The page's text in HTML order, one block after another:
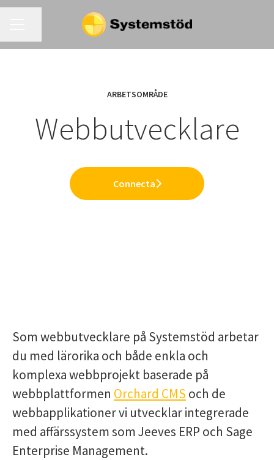
ARBETSOMRÅDE
Webbutvecklare
Connecta
Som webbutvecklare på Systemstöd arbetar
du med lärorika och både enkla och
komplexa webbprojekt baserade på
webbplattformen Orchard CMS och de
webbapplikationer vi utvecklar integrerade
med affärssystem som Jeeves ERP och Sage
Enterprise Management.